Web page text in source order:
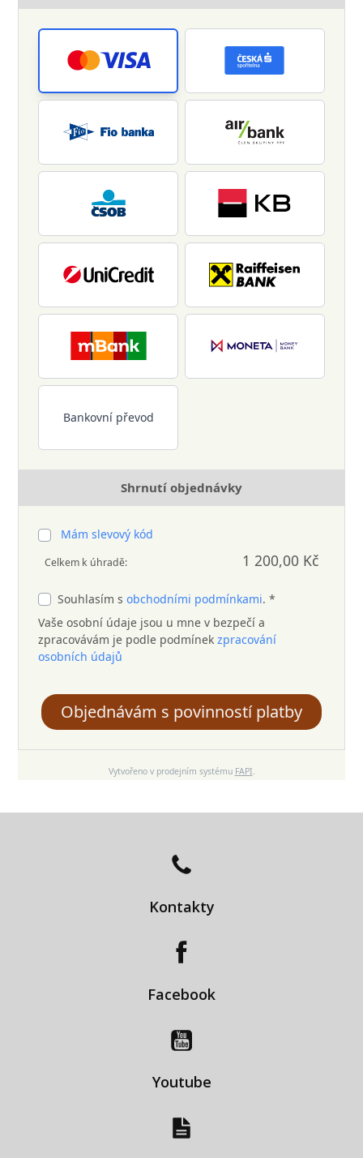
Bankovní převod
Shrnutí objednávky
Mám slevový kód
Celkem k úhradě: 1 200,00 Kč
Souhlasím sobchodními podmínkami. *
Vaše osobní údaje jsou u mne v bezpečí a
zpracovávám je podle podmínekzpracování
osobních údajů
Objednávám s povinností platby
Vytvořeno v prodejním systému FAPI
Kontakty
Facebook
Youtube